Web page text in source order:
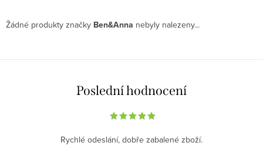
Žádné produkty značky Ben&Anna nebyly nalezeny...
Poslední hodnocení
Rychlé odeslání, dobře zabalené zboží.